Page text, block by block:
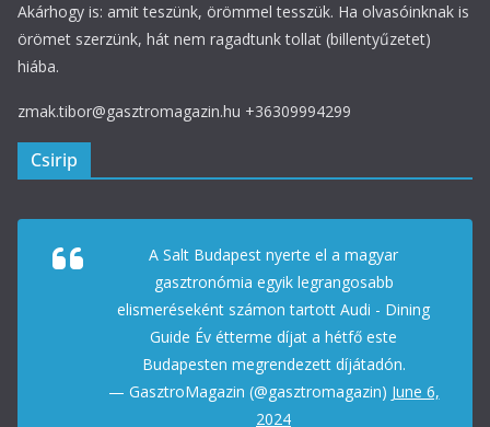
Akárhogy is: amit teszünk, örömmel tesszük. Ha olvasóinknak is
örömet szerzünk, hát nem ragadtunk tollat (billentyűzetet)
hiába.
zmak.tibor@gasztromagazin.hu +36309994299
Csirip
A Salt Budapest nyerte el a magyar
gasztronómia egyik legrangosabb
elismeréseként számon tartott Audi - Dining
Guide Év étterme díjat a hétfő este
Budapesten megrendezett díjátadón.
— GasztroMagazin (@gasztromagazin) June 6,
2024